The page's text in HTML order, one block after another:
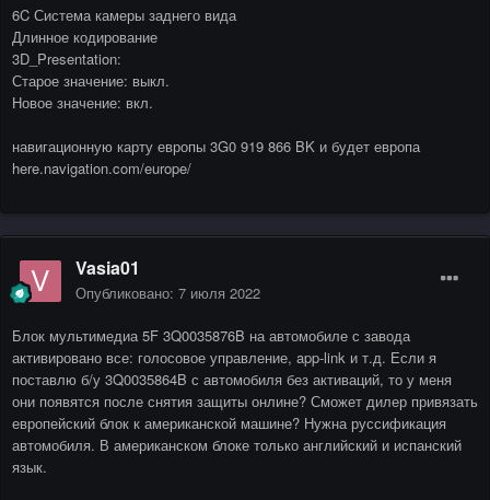
6C Система камеры заднего вида
Длинное кодирование
3D_Presentation:
Старое значение: выкл.
Новое значение: вкл.
навигационную карту европы 3G0 919 866 BK и будет европа
here.navigation.com/europe/
Vasia01
Опубликовано: 7 июля 2022
Блок мультимедиа 5F 3Q0035876B на автомобиле с завода
активировано все: голосовое управление, app-link и т.д. Если я
поставлю б/у 3Q0035864B с автомобиля без активаций, то у меня
они появятся после снятия защиты онлине? Сможет дилер привязать
европейский блок к американской машине? Нужна руссификация
автомобиля. В американском блоке только английский и испанский
язык.